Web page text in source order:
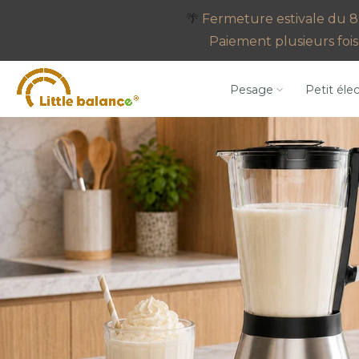
contenu
🌴 Fermeture estivale du
Paiement plusieurs
Pesage Petit